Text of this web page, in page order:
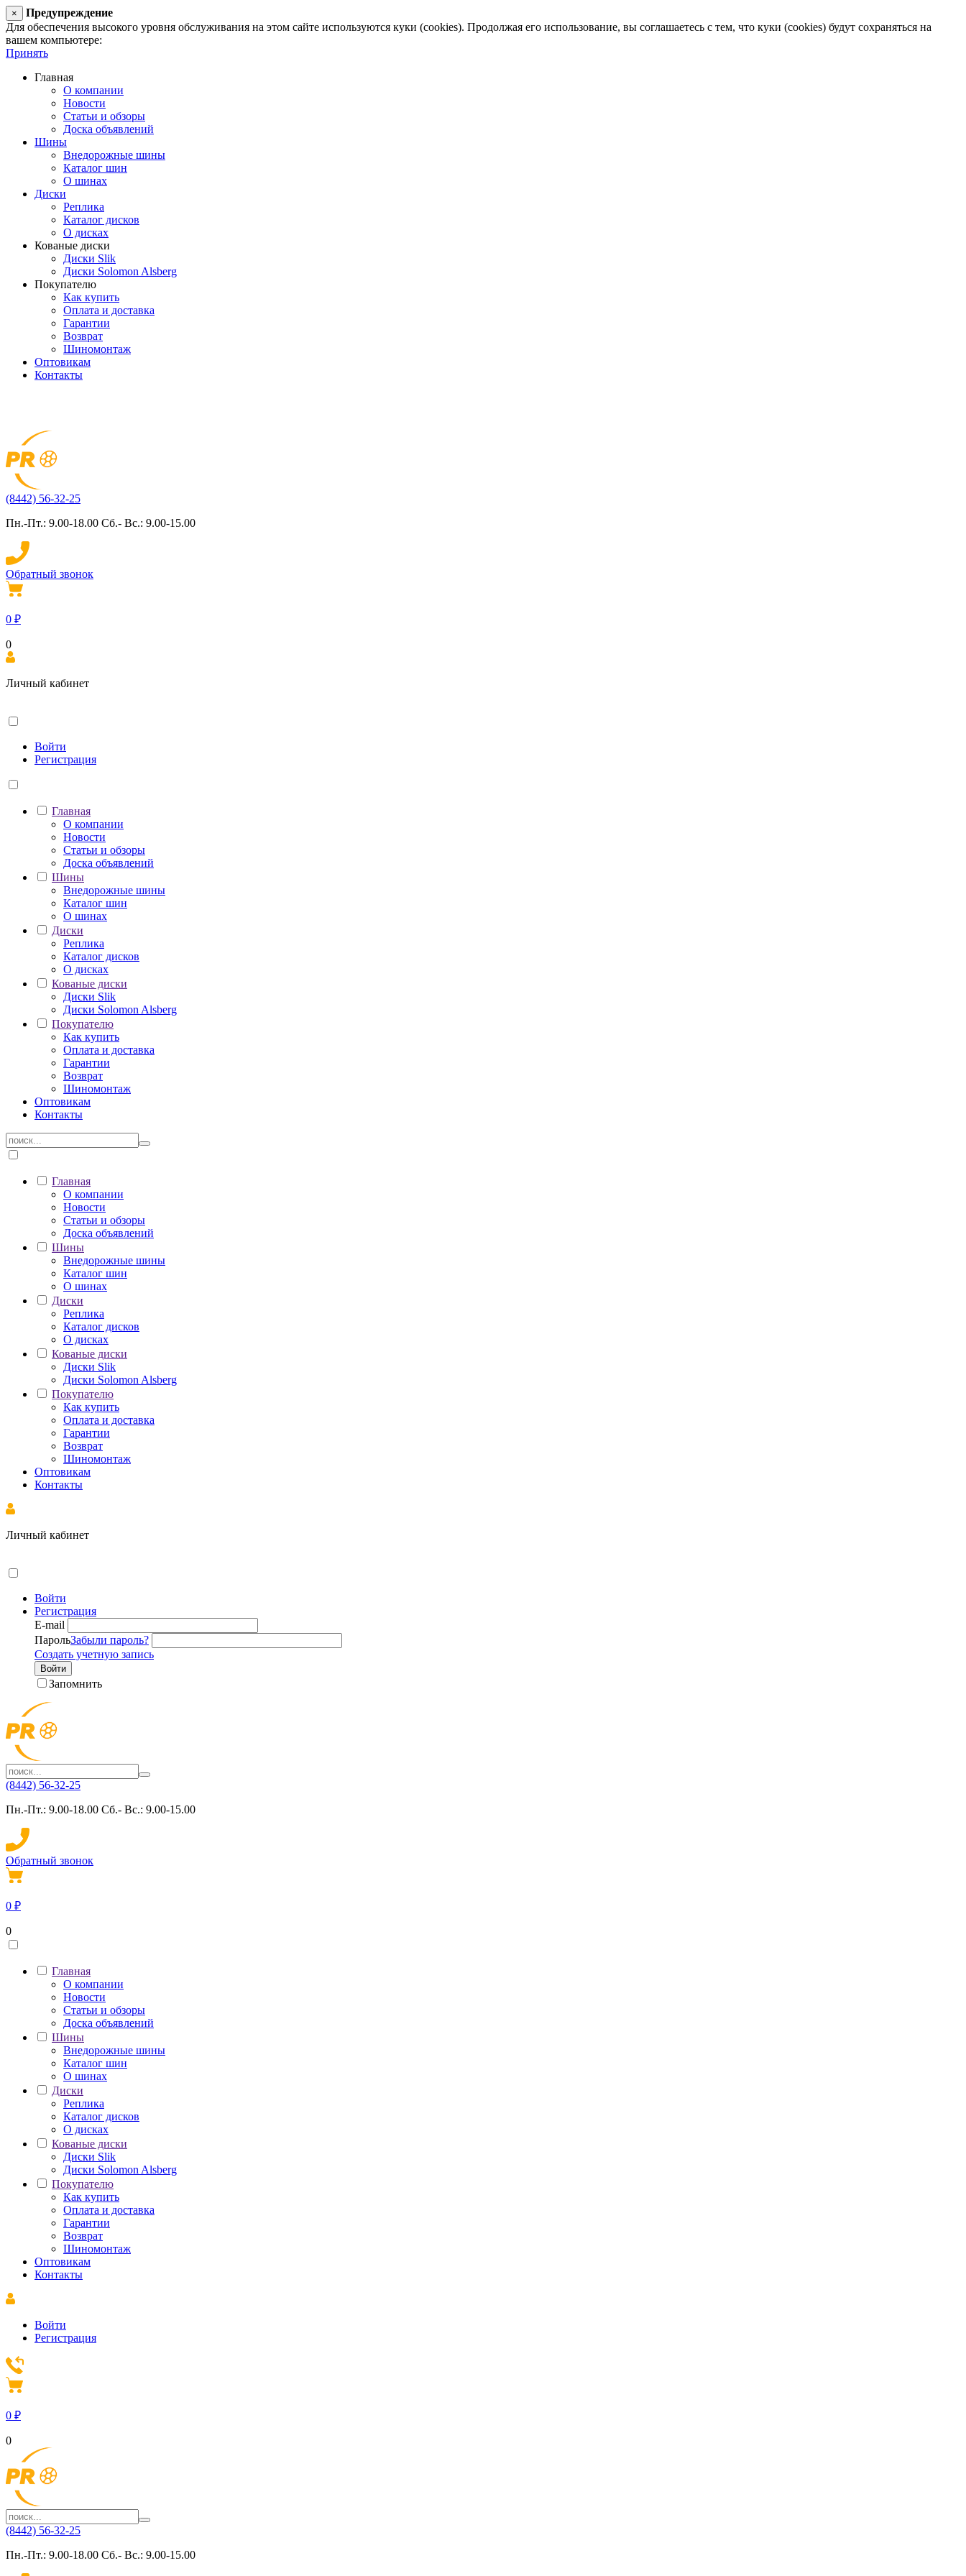
×
Предупреждение
Для обеспечения высокого уровня обслуживания на этом сайте используются куки (cookies). Продолжая его использование, вы соглашаетесь с тем, что куки (cookies) будут сохраняться на
вашем компьютере:
Принять
Главная
О компании
Новости
Статьи и обзоры
Доска объявлений
Шины
Внедорожные шины
Каталог шин
О шинах
Диски
Реплика
Каталог дисков
О дисках
Кованые диски
Диски Slik
Диски Solomon Alsberg
Покупателю
Как купить
Оплата и доставка
Гарантии
Возврат
Шиномонтаж
Оптовикам
Контакты
(8442) 56-32-25
Пн.-Пт.: 9.00-18.00 Сб.- Вс.: 9.00-15.00
Обратный звонок
0 ₽
0
Личный кабинет
Войти
Регистрация
Главная
О компании
Новости
Статьи и обзоры
Доска объявлений
Шины
Внедорожные шины
Каталог шин
О шинах
Диски
Реплика
Каталог дисков
О дисках
Кованые диски
Диски Slik
Диски Solomon Alsberg
Покупателю
Как купить
Оплата и доставка
Гарантии
Возврат
Шиномонтаж
Оптовикам
Контакты
Главная
О компании
Новости
Статьи и обзоры
Доска объявлений
Шины
Внедорожные шины
Каталог шин
О шинах
Диски
Реплика
Каталог дисков
О дисках
Кованые диски
Диски Slik
Диски Solomon Alsberg
Покупателю
Как купить
Оплата и доставка
Гарантии
Возврат
Шиномонтаж
Оптовикам
Контакты
Личный кабинет
Войти
Регистрация
E-mail
ПарольЗабыли пароль?
Создать учетную запись
Войти
Запомнить
(8442) 56-32-25
Пн.-Пт.: 9.00-18.00 Сб.- Вс.: 9.00-15.00
Обратный звонок
0 ₽
0
Главная
О компании
Новости
Статьи и обзоры
Доска объявлений
Шины
Внедорожные шины
Каталог шин
О шинах
Диски
Реплика
Каталог дисков
О дисках
Кованые диски
Диски Slik
Диски Solomon Alsberg
Покупателю
Как купить
Оплата и доставка
Гарантии
Возврат
Шиномонтаж
Оптовикам
Контакты
Войти
Регистрация
0 ₽
0
(8442) 56-32-25
Пн.-Пт.: 9.00-18.00 Сб.- Вс.: 9.00-15.00